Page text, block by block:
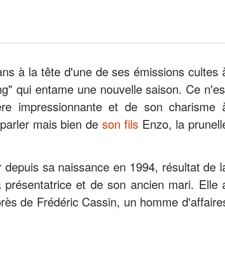
à la tête d'une de ses émissions cultes
qui entame une nouvelle saison. Ce
impressionnante et de son charisme
mais bien de son fils Enzo, la
sa naissance en 1994, résultat de
et de son ancien mari. Elle
de Frédéric Cassin, un homme